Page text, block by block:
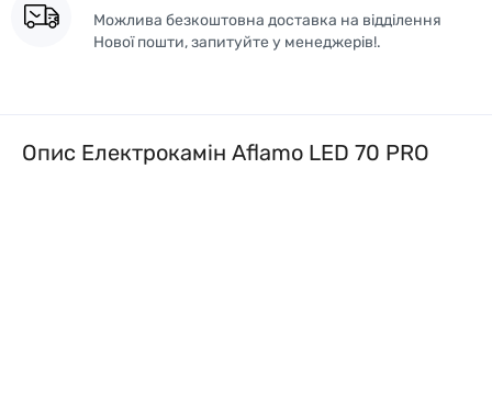
Можлива безкоштовна доставка на відділення
Нової пошти, запитуйте у менеджерів!.
Опис Електрокамін Aflamo LED 70 PRO